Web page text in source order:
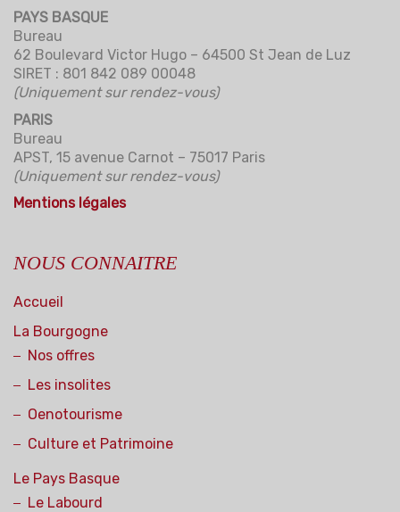
PAYS BASQUE
Bureau
62 Boulevard Victor Hugo – 64500 St Jean de Luz
SIRET : 801 842 089 00048
(Uniquement sur rendez-vous)
PARIS
Bureau
APST, 15 avenue Carnot – 75017 Paris
(Uniquement sur rendez-vous)
Mentions légales
NOUS CONNAITRE
Accueil
La Bourgogne
Nos offres
Les insolites
Oenotourisme
Culture et Patrimoine
Le Pays Basque
Le Labourd